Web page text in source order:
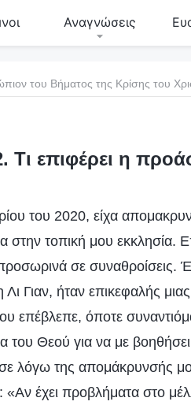
Αναγνώσεις
του Βήματος της Κρίσης του
Τι επιφέρει η
του 2020, είχα
στην τοπική μου
σε συναθροίσεις.
Γιαν, ήταν επικεφαλής
επέβλεπε, όποτε
του Θεού για να με
λόγω της απομάκρυνσής
«Αν έχει προβλήματα στο